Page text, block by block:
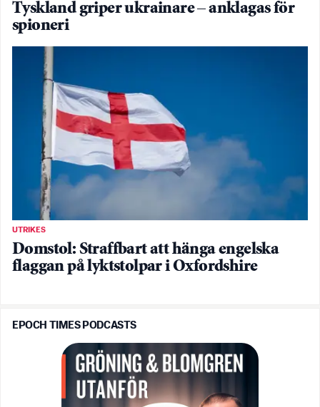
Tyskland griper ukrainare – anklagas för
spioneri
UTRIKES
Domstol: Straffbart att hänga engelska
flaggan på lyktstolpar i Oxfordshire
EPOCH TIMES PODCASTS